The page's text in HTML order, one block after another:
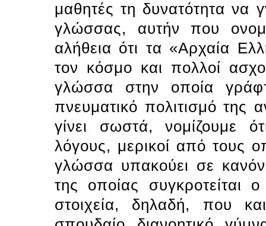
μαθητές τη δυνατότητα να
γλώσσας, αυτήν που
αλήθεια ότι τα «Aρχαία
τον κόσμο και πολλοί
γλώσσα στην οποία
πνευματικό πολιτισμό της
γίνει σωστά, νομίζουμε
λόγους, μερικοί από τους
γλώσσα υπακούει σε
της οποίας συγκροτείται
στοιχεία, δηλαδή, που